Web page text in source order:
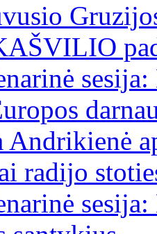
Andrikienė
radijo